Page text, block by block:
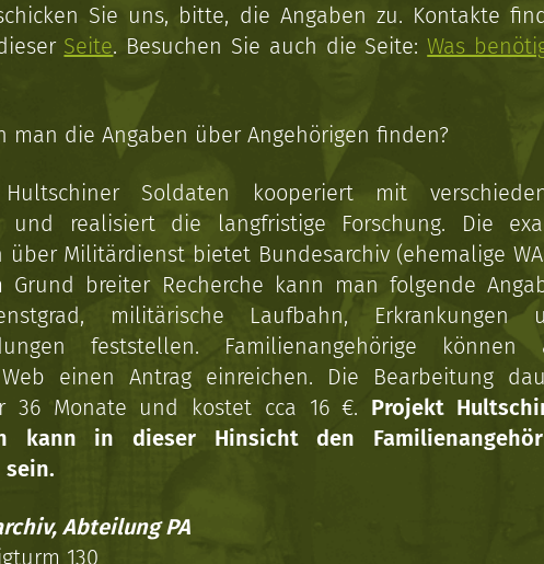
Sie uns, bitte, die Angaben zu. Kontakte
Seite. Besuchen Sie auch die Seite:Was
man die Angaben über Angehörigen finden?
Soldaten kooperiert mit
und realisiert die langfristige Forschung. Die
über Militärdienst bietet Bundesarchiv (ehemalige
Grund breiter Recherche kann man folgende
militärische Laufbahn, Erkrankungen
feststellen. Familienangehörige können
einen Antrag einreichen. Die Bearbeitung
36 Monate und kostet cca 16 €. Projekt
kann in dieser Hinsicht den
Abteilung PA
130